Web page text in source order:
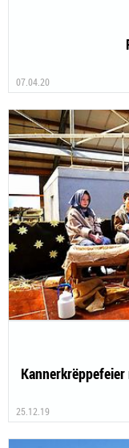
07.04.20
25.12.19